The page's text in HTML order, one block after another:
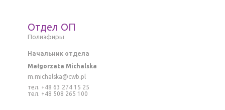
Отдел ОП
Полиэфиры
Начальник отдела
Małgorzata Michalska
m.michalska@cwb.pl
тел. +48 63 274 15 25
тел. +48 508 265 100